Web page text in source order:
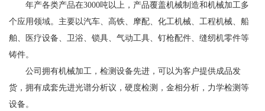
年产各类产品在3000吨以上，产品覆盖机械制造和机械加工多
个应用领域。主要以汽车、高铁、摩配、化工机械、工程机械、船
舶、医疗设备、卫浴、锁具、气动工具、钉枪配件、缝纫机零件等
铸件。
公司拥有机械加工，检测设备先进，可以为客户提供成品发
货，拥有成套先进光谱分析议，硬度检测，金相分析，力学检测等
设备。